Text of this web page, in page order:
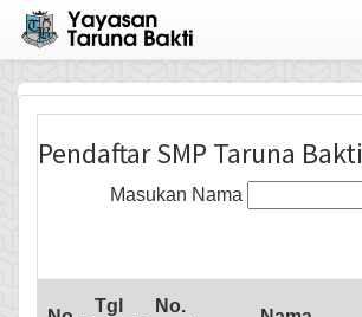
Pendaftar SMP Taruna Bakti
Masukan Nama
Tgl
No.